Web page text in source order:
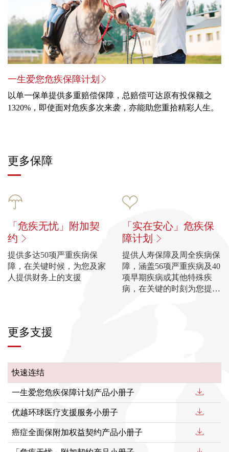
一生爱您危疾保障计划
以单一保单提供多重赔偿保障，总赔偿可达原有投保额之
1320%，即使面对危疾多次来袭，亦能助您重拾精彩人生。
更多保障
「危疾无忧」附加契
约
提供多达50项严重疾病保
障，在关键时候，为您及家
人提供财务上的支援
「实在安心」危疾保
障计划
提供人寿保障及周全疾病保
障，涵盖56项严重疾病及40
项早期疾病或其他特殊疾
病，在关键的时刻为您提供
更多支援
快速连结
一生爱您危疾保障计划产品小册子
优越环球医疗支援服务小册子
癌症全面保附加权益契约产品小册子